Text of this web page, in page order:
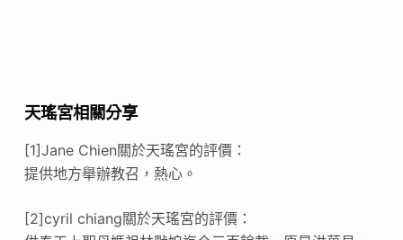
天瑤宮相關分享
[1]Jane Chien關於天瑤宮的評價：
提供地方舉辦教召，熱心。
[2]cyril chiang關於天瑤宮的評價：